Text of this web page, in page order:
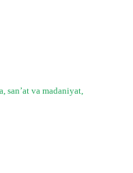
sanʼat va madaniyat,